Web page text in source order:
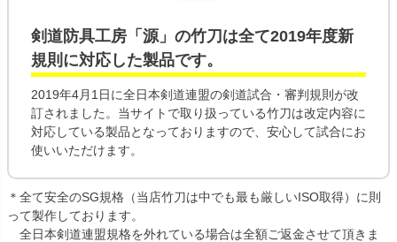
剣道防具工房「源」の竹刀 は全て2019年度新
規則 に対応した製品です。
2019年4月1日に全日本剣道連盟の剣道試合・審判規則が改
訂されました。当サイトで取り扱っている竹刀は改定内容に
対応している製品となっておりますので、安心して試合にお
使いいただけます。
＊全て安全のSG規格（当店竹刀は中でも最も厳しいISO取得）に則
って製作しております。
全日本剣道連盟規格を外れている場合は全額ご返金させて頂きま